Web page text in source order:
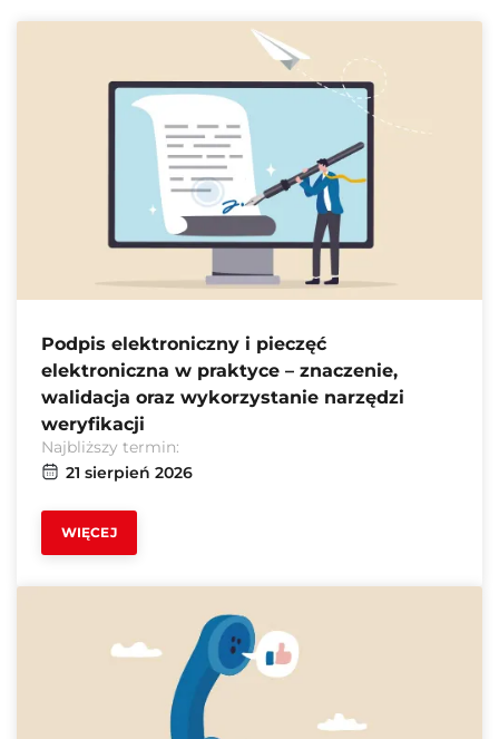
Podpis elektroniczny i pieczęć
elektroniczna w praktyce – znaczenie,
walidacja oraz wykorzystanie narzędzi
weryfikacji
Najbliższy termin:
21 sierpień 2026
WIĘCEJ